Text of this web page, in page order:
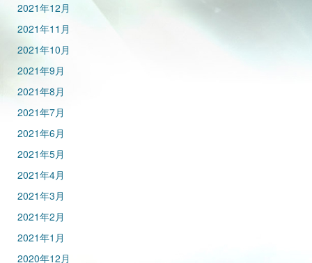
2021年12月
2021年11月
2021年10月
2021年9月
2021年8月
2021年7月
2021年6月
2021年5月
2021年4月
2021年3月
2021年2月
2021年1月
2020年12月